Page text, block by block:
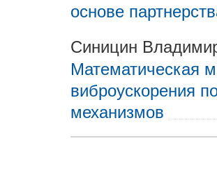
основе
Синицин
Математическая
виброускорения
механизмов